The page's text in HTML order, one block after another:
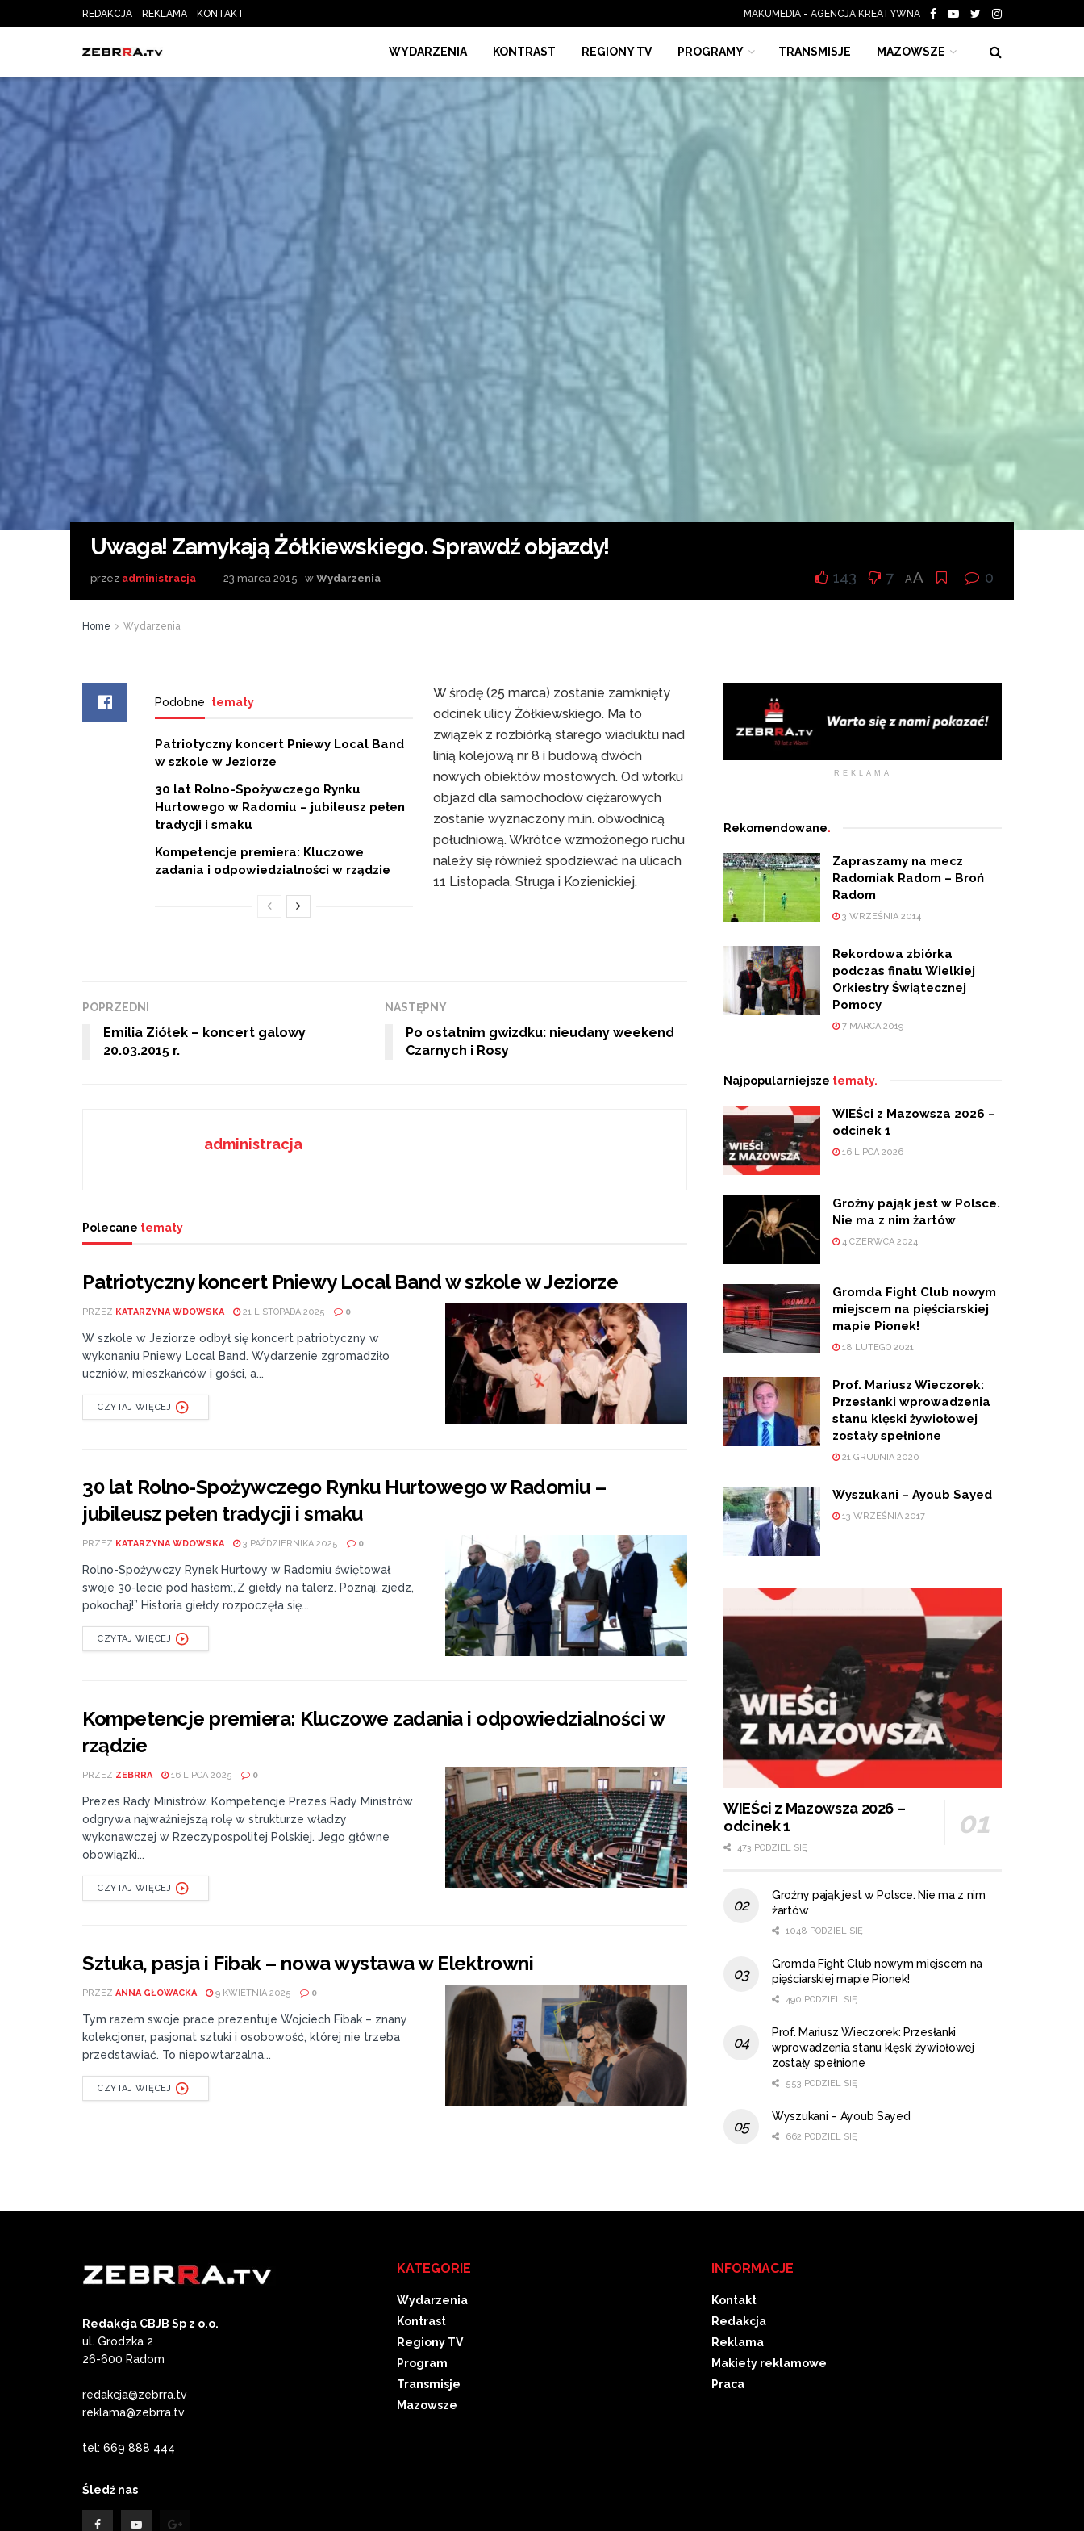
REDAKCJA REKLAMA KONTAKT MAKUMEDIA - AGENCJA KREATYWNA
WYDARZENIA KONTRAST REGIONY TV PROGRAMY TRANSMISJE MAZOWSZE
Uwaga! Zamykają Żółkiewskiego. Sprawdź objazdy!
przez administracja 23 marca 2015 w Wydarzenia 143 7 AA 0
Home Wydarzenia
Podobne tematy
Patriotyczny koncert Pniewy Local Band
w szkole w Jeziorze
30 lat Rolno-Spożywczego Rynku
Hurtowego w Radomiu – jubileusz pełen
tradycji i smaku
Kompetencje premiera: Kluczowe
zadania i odpowiedzialności w rządzie
W środę (25 marca) zostanie zamknięty
odcinek ulicy Żółkiewskiego. Ma to
związek z rozbiórką starego wiaduktu nad
linią kolejową nr 8 i budową dwóch
nowych obiektów mostowych. Od wtorku
objazd dla samochodów ciężarowych
zostanie wyznaczony m.in. obwodnicą
południową. Wkrótce wzmożonego ruchu
należy się również spodziewać na ulicach
11 Listopada, Struga i Kozienickiej.
POPRZEDNI
Emilia Ziółek – koncert galowy
20.03.2015 r.
NASTĘPNY
Po ostatnim gwizdku: nieudany weekend
Czarnych i Rosy
administracja
Polecane tematy
Patriotyczny koncert Pniewy Local Band w szkole w Jeziorze
PRZEZ KATARZYNA WDOWSKA 21 LISTOPADA 2025 0
W szkole w Jeziorze odbył się koncert patriotyczny w
wykonaniu Pniewy Local Band. Wydarzenie zgromadziło
uczniów, mieszkańców i gości, a...
CZYTAJ WIĘCEJ
30 lat Rolno-Spożywczego Rynku Hurtowego w Radomiu –
jubileusz pełen tradycji i smaku
PRZEZ KATARZYNA WDOWSKA 3 PAŹDZIERNIKA 2025 0
Rolno-Spożywczy Rynek Hurtowy w Radomiu świętował
swoje 30-lecie pod hasłem:„Z giełdy na talerz. Poznaj, zjedz,
pokochaj!” Historia giełdy rozpoczęła się...
CZYTAJ WIĘCEJ
Kompetencje premiera: Kluczowe zadania i odpowiedzialności w
rządzie
PRZEZ ZEBRRA 16 LIPCA 2025 0
Prezes Rady Ministrów. Kompetencje Prezes Rady Ministrów
odgrywa najważniejszą rolę w strukturze władzy
wykonawczej w Rzeczypospolitej Polskiej. Jego główne
obowiązki...
CZYTAJ WIĘCEJ
Sztuka, pasja i Fibak – nowa wystawa w Elektrowni
PRZEZ ANNA GŁOWACKA 9 KWIETNIA 2025 0
Tym razem swoje prace prezentuje Wojciech Fibak – znany
kolekcjoner, pasjonat sztuki i osobowość, której nie trzeba
przedstawiać. To niepowtarzalna...
CZYTAJ WIĘCEJ
REKLAMA
Rekomendowane.
Zapraszamy na mecz
Radomiak Radom – Broń
Radom
3 WRZEŚNIA 2014
Rekordowa zbiórka
podczas finału Wielkiej
Orkiestry Świątecznej
Pomocy
7 MARCA 2019
Najpopularniejsze tematy.
WIEŚci z Mazowsza 2026 –
odcinek 1
16 LIPCA 2026
Groźny pająk jest w Polsce.
Nie ma z nim żartów
4 CZERWCA 2024
Gromda Fight Club nowym
miejscem na pięściarskiej
mapie Pionek!
18 LUTEGO 2021
Prof. Mariusz Wieczorek:
Przesłanki wprowadzenia
stanu klęski żywiołowej
zostały spełnione
21 GRUDNIA 2020
Wyszukani – Ayoub Sayed
13 WRZEŚNIA 2017
WIEŚci z Mazowsza 2026 –
odcinek 1
473 PODZIEL SIĘ
Groźny pająk jest w Polsce. Nie ma z nim
żartów
1048 PODZIEL SIĘ
Gromda Fight Club nowym miejscem na
pięściarskiej mapie Pionek!
490 PODZIEL SIĘ
Prof. Mariusz Wieczorek: Przesłanki
wprowadzenia stanu klęski żywiołowej
zostały spełnione
553 PODZIEL SIĘ
Wyszukani – Ayoub Sayed
662 PODZIEL SIĘ
Redakcja CBJB Sp z o.o.
ul. Grodzka 2
26-600 Radom
redakcja@zebrra.tv
reklama@zebrra.tv
tel: 669 888 444
Śledź nas
KATEGORIE
Wydarzenia
Kontrast
Regiony TV
Program
Transmisje
Mazowsze
INFORMACJE
Kontakt
Redakcja
Reklama
Makiety reklamowe
Praca